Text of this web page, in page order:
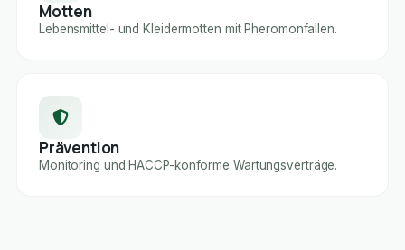
Motten
Lebensmittel- und Kleidermotten mit Pheromonfallen.
Prävention
Monitoring und HACCP-konforme Wartungsverträge.